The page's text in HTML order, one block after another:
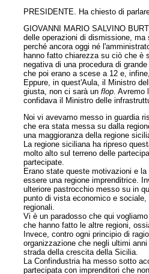
PRESIDENTE. Ha chiesto di
GIOVANNI MARIO SALVINO
delle operazioni di dismissione,
perché ancora oggi né
hanno fatto chiarezza su ciò che è
negativa di una procedura di
che poi erano a scese a 12 e,
Eppure, in quest'Aula, il Ministro
giusta, non ci sarà unflop .
confidava il Ministro delle
Noi vi avevamo messo in guardia
che era stata messa su dalla
una maggioranza della regione
La regione siciliana ha ripreso
molto alto sul terreno delle
partecipate.
Erano state queste motivazioni e
essere una regione imprenditrice.
ulteriore pastrocchio messo su in
punto di vista economico e
regionali.
Vi è un paradosso che qui
che hanno fatto le altre regioni,
Invece, contro ogni principio di
organizzazione che negli ultimi
strada della crescita della Sicilia.
La Confindustria ha messo sotto
partecipata con imprenditori che